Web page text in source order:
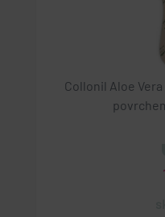
Collonil Aloe